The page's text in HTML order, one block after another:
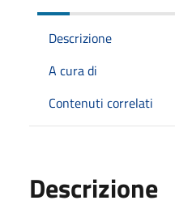
Descrizione
A cura di
Contenuti correlati
Descrizione